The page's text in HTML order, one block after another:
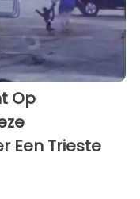
Op
Een Trieste